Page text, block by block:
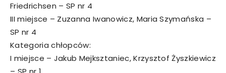
Friedrichsen – SP nr 4
III miejsce – Zuzanna Iwanowicz, Maria Szymańska –
SP nr 4
Kategoria chłopców:
I miejsce – Jakub Mejksztaniec, Krzysztof Żyszkiewicz